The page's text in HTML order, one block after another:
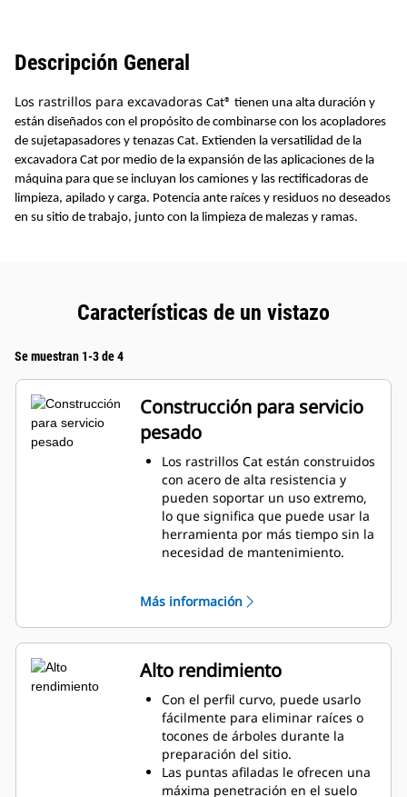
Descripción General
Los rastrillos para excavadoras Cat® tienen una alta duración y
están diseñados con el propósito de combinarse con los acopladores
de sujetapasadores y tenazas Cat. Extienden la versatilidad de la
excavadora Cat por medio de la expansión de las aplicaciones de la
máquina para que se incluyan los camiones y las rectificadoras de
limpieza, apilado y carga. Potencia ante raíces y residuos no deseados
en su sitio de trabajo, junto con la limpieza de malezas y ramas.
Características de un vistazo
Se muestran 1-3 de 4
Construcción para servicio
pesado
Los rastrillos Cat están construidos
con acero de alta resistencia y
pueden soportar un uso extremo,
lo que significa que puede usar la
herramienta por más tiempo sin la
necesidad de mantenimiento.
reemplazar con adaptadores de
herramienta de corte (GET, Ground
Engaging Tool).
El rastrillo Cat ofrece una vida útil
mejorada sin contacto de diente a
diente con la tenaza Cat y le da
más capacidades de manipulación
de materiales.
Los dientes del rastrillo se
conectan con acero reforzado en
tres lugares para ayudar a evitar
Más información
Alto rendimiento
Con el perfil curvo, puede usarlo
fácilmente para eliminar raíces o
tocones de árboles durante la
preparación del sitio.
Las puntas afiladas le ofrecen una
máxima penetración en el suelo